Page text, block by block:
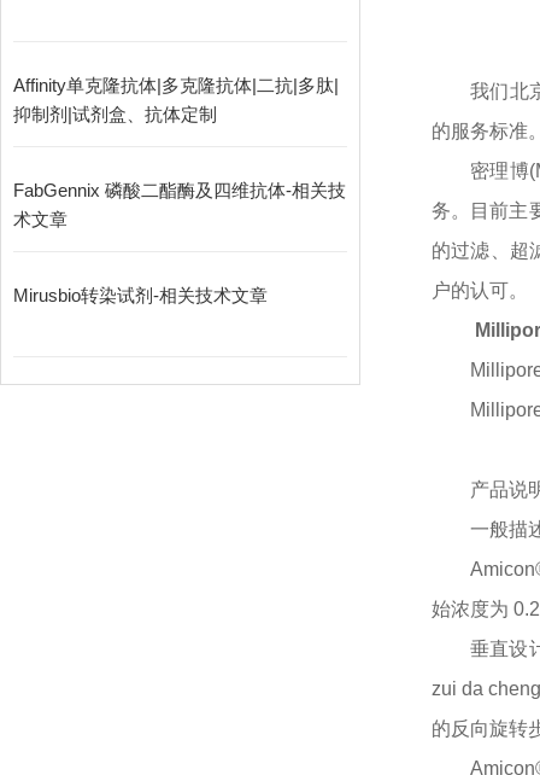
Affinity单克隆抗体|多克隆抗体|二抗|多肽|
抑制剂|试剂盒、抗体定制
FabGennix 磷酸二酯酶及四维抗体-相关技
术文章
Mirusbio转染试剂-相关技术文章
我们北
的服务标准
密理博
务。目前主
的过滤、超
户的认可。
产品说
一般描
始浓度为
垂直设
zui da
的反向旋转